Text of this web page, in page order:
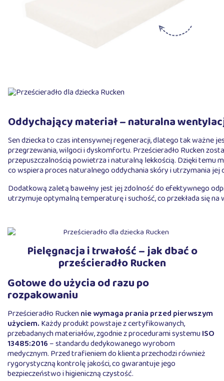
Oddychający materiał – naturalna
Sen dziecka to czas intensywnej regeneracji, dlatego tak ważne
przegrzewania, wilgoci i dyskomfortu. Prześcieradło Rucken
przepuszczalnością powietrza i naturalną lekkością. Dzięki temu
co wspiera proces naturalnego oddychania skóry i utrzymania jej
Dodatkową zaletą bawełny jest jej zdolność do efektywnego
utrzymuje optymalną temperaturę i suchość, co przekłada się
Pielęgnacja i trwałość – jak dbać o
prześcieradło Rucken
Gotowe do użycia od razu po
rozpakowaniu
Prześcieradło Ruckennie wymaga prania przed pierwszym
użyciem. Każdy produkt powstaje z certyfikowanych,
przebadanych materiałów, zgodnie z procedurami systemuISO
13485:2016 – standardu dedykowanego wyrobom
medycznym. Przed trafieniem do klienta przechodzi również
rygorystyczną kontrolę jakości, co gwarantuje jego
bezpieczeństwo i higieniczną czystość.